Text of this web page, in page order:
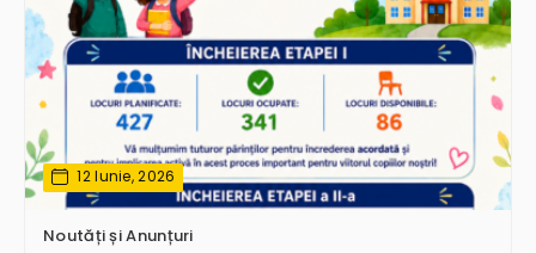
12 Iunie, 2026
Noutăți și Anunțuri